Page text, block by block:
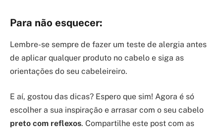
Para não esquecer:
Lembre-se sempre de fazer um teste de alergia antes
de aplicar qualquer produto no cabelo e siga as
orientações do seu cabeleireiro.
E aí, gostou das dicas? Espero que sim! Agora é só
escolher a sua inspiração e arrasar com o seu cabelo
preto com reflexos. Compartilhe este post com as